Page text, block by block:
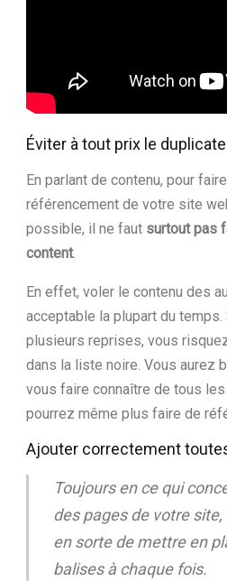
Éviter à tout prix le
En parlant de contenu, pour
référencement de votre site
possible, il ne faut surtout pas
content.
En effet, voler le contenu des
acceptable la plupart du
plusieurs reprises, vous
dans la liste noire. Vous aurez
vous faire connaître de tous
pourrez même plus faire de
Ajouter correctement
Toujours en ce qui
des pages de votre
en sorte de mettre en
balises à chaque fois.